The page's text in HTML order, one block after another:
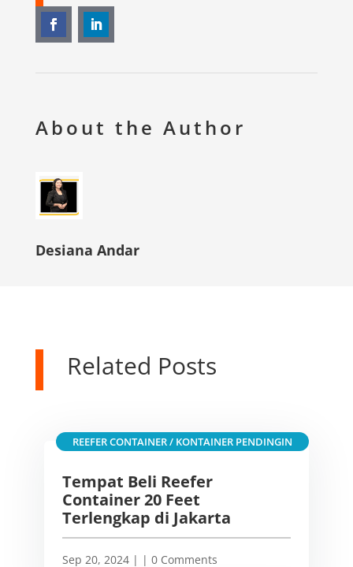
About the Author
Desiana Andar
Related Posts
Tempat Beli Reefer
Container 20 Feet
Terlengkap di Jakarta
Sep 20, 2024|
REEFER CONTAINER / KONTAINER PENDINGIN
| 0 Comments